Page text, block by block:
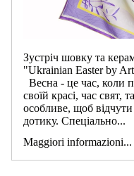
Зустріч шовку та
"Ukrainian Easter by
Весна - це час, коли
своїй красі, час
особливе, щоб
дотику. Спеціально...
Maggiori informazioni...